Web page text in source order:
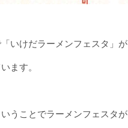
いけだラーメンフェスタ」が
ます。
うことでラーメンフェスタが